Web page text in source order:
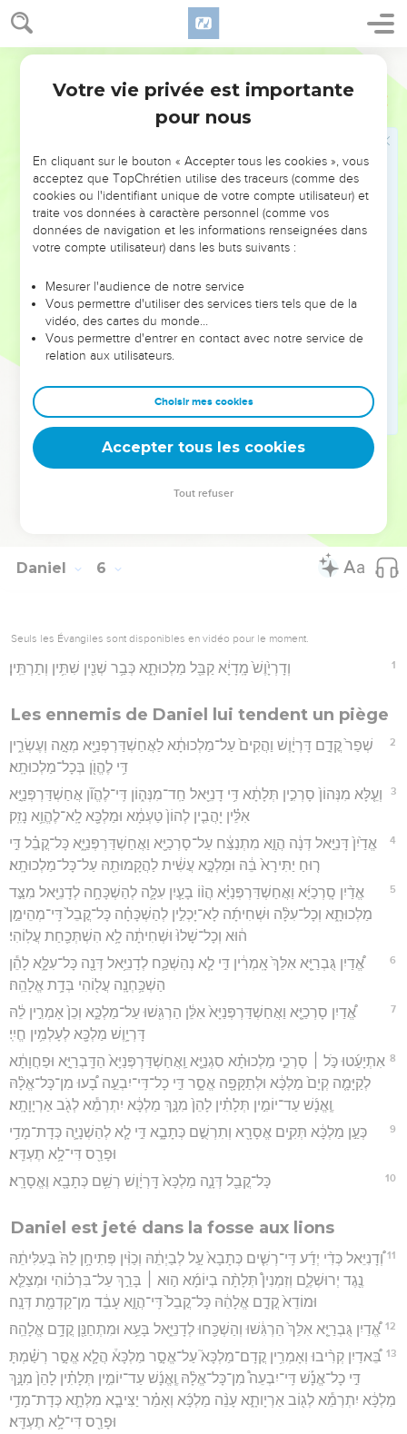
Daniel 5
דִּֽי־שַׁלִּ֞יט אֱלָהָ֤א *עליא **עִלָּאָה֙ בְּמַלְכ֣וּת אֲנָשָׁ֔א וּלְמַן־דִּ֥י יִצְבֵּ֖ה יְהָקֵ֥ים
*עליה **עֲלַֽהּ׃
כָל־דְּנָ֖ה יְדַֽעְתָּ׃
וְעַ֣ל מָרֵֽא־שְׁמַיָּ֣א ׀ הִתְרוֹמַ֡מְתָּ וּלְמָֽאנַיָּ֨א דִֽי־בַיְתֵ֜הּ הַיְתִ֣יו *קדמיך
חַמְרָא֮ שָׁתַ֣יִן בְּהוֹן֒ וְלֵֽאלָהֵ֣י כַסְפָּֽא־וְ֠דַהֲבָא נְחָשָׁ֨א פַרְזְלָ֜א אָעָ֣א וְאַבְנָ֗א
דִּ֠י לָֽא־חָזַ֧יִן וְלָא־שָׁמְעִ֛ין וְלָ֥א יָדְעִ֖ין שַׁבַּ֑חְתָּ וְלֵֽאלָהָ֞א דִּֽי־נִשְׁמְתָ֥ךְ בִּידֵ֛הּ
וְכָל־אֹרְחָתָ֥ךְ לֵ֖הּ לָ֥א הַדַּֽרְתָּ׃
בֵּאדַ֙יִן֙ מִן־קֳדָמ֔וֹהִי שְׁלִ֖יַחַ פַּסָּ֣א דִֽי־יְדָ֑א וּכְתָבָ֥א דְנָ֖ה רְשִֽׁים׃
דְּנָ֖ה פְּשַֽׁר־מִלְּתָ֑א מְנֵ֕א מְנָֽה־אֱלָהָ֥א מַלְכוּתָ֖ךְ וְהַשְׁלְמַֽהּ׃
תְּקֵ֑ל תְּקִ֥ילְתָּה בְמֹֽאזַנְיָ֖א וְהִשְׁתְּכַ֥חַתְּ חַסִּֽיר׃
פְּרֵ֑ס פְּרִיסַת֙ מַלְכוּתָ֔ךְ וִיהִיבַ֖ת לְמָדַ֥י וּפָרָֽס׃
**וְהַֽמְנִיכָ֥א דִֽי־דַהֲבָ֖א עַֽל־צַוְּארֵ֑הּ וְהַכְרִ֣זֽוּ עֲל֔וֹהִי דִּֽי־לֶהֱוֵ֥א שַׁלִּ֛יט תַּלְתָּ֖א
בְּמַלְכוּתָֽא׃
בֵּ֚הּ בְּלֵ֣ילְיָ֔א קְטִ֕יל בֵּלְאשַׁצַּ֖ר מַלְכָּ֥א *כשדיא **כַשְׂדָּאָֽה׃
Hébreu : © Westminster Leningrad Codex - tanach.us --- Grec : © 2010 by the
Daniel 6
Seuls les Évangiles sont disponibles en vidéo pour le moment.
1 וְדָרְיָ֙וֶשׁ֙ מָֽדָיָ֔א קַבֵּ֖ל מַלְכוּתָ֑א כְּבַ֥ר שְׁנִ֖ין שִׁתִּ֥ין וְתַרְתֵּֽין׃
Les ennemis de Daniel lui tendent un piège
2
שְׁפַר֙ קֳדָ֣ם דָּרְיָ֔וֶשׁ וַהֲקִים֙ עַל־מַלְכוּתָ֔א לַאֲחַשְׁדַּרְפְּנַיָּ֖א מְאָ֣ה וְעֶשְׂרִ֑ין
דִּ֥י לֶהֱוֺ֖ן בְּכָל־מַלְכוּתָֽא׃
3
וְעֵ֤לָּא מִנְּהוֹן֙ סָרְכִ֣ין תְּלָתָ֔א דִּ֥י דָנִיֵּ֖אל חַֽד־מִנְּה֑וֹן דִּֽי־לֶהֱוֺ֞ן אֲחַשְׁדַּרְפְּנַיָּ֣א
אִלֵּ֗ין יָהֲבִ֤ין לְהוֹן֙ טַעְמָ֔א וּמַלְכָּ֖א לָֽא־לֶהֱוֵ֥א נָזִֽק׃
4
אֱדַ֙יִן֙ דָּנִיֵּ֣אל דְּנָ֔ה הֲוָ֣א מִתְנַצַּ֔ח עַל־סָרְכַיָּ֖א וַאֲחַשְׁדַּרְפְּנַיָּ֑א כָּל־קֳבֵ֗ל דִּ֣י
ר֤וּחַ יַתִּירָא֙ בֵּ֔הּ וּמַלְכָּ֣א עֲשִׁ֔ית לַהֲקָמוּתֵ֖הּ עַל־כָּל־מַלְכוּתָֽא׃
5
אֱדַ֨יִן סָֽרְכַיָּ֜א וַאֲחַשְׁדַּרְפְּנַיָּ֗א הֲו֨וֹ בָעַ֧יִן עִלָּ֛ה לְהַשְׁכָּחָ֥ה לְדָנִיֵּ֖אל מִצַּ֣ד
מַלְכוּתָ֑א וְכָל־עִלָּ֨ה וּשְׁחִיתָ֜ה לָא־יָכְלִ֣ין לְהַשְׁכָּחָ֗ה כָּל־קֳבֵל֙ דִּֽי־מְהֵימַ֣ן
ה֔וּא וְכָל־שָׁלוּ֙ וּשְׁחִיתָ֔ה לָ֥א הִשְׁתְּכַ֖חַת עֲלֽוֹהִי׃
6
אֱ֠דַיִן גֻּבְרַיָּ֤א אִלֵּךְ֙ אָֽמְרִ֔ין דִּ֣י לָ֧א נְהַשְׁכַּ֛ח לְדָנִיֵּ֥אל דְּנָ֖ה כָּל־עִלָּ֑א לָהֵ֕ן
הַשְׁכַּ֥חְנָֽה עֲל֖וֹהִי בְּדָ֥ת אֱלָהֵֽהּ׃
7
אֱ֠דַיִן סָרְכַיָּ֤א וַאֲחַשְׁדַּרְפְּנַיָּא֙ אִלֵּ֔ן הַרְגִּ֖שׁוּ עַל־מַלְכָּ֑א וְכֵן֙ אָמְרִ֣ין לֵ֔הּ
דָּרְיָ֥וֶשׁ מַלְכָּ֖א לְעָלְמִ֥ין חֱיִֽי׃
8 אִתְיָעַ֜טוּ כֹּ֣ל ׀ סָרְכֵ֣י מַלְכוּתָ֗א סִגְנַיָּ֤א וַֽאֲחַשְׁדַּרְפְּנַיָּא֙ הַדָּֽבְרַיָּ֣א וּפַחֲוָתָ֔א
לְקַיָּמָ֤ה קְיָם֙ מַלְכָּ֔א וּלְתַקָּפָ֖ה אֱסָ֑ר דִּ֣י כָל־דִּֽי־יִבְעֵ֣ה בָ֠עוּ מִן־כָּל־אֱלָ֨הּ
וֶֽאֱנָ֜שׁ עַד־יוֹמִ֣ין תְּלָתִ֗ין לָהֵן֙ מִנָּ֣ךְ מַלְכָּ֔א יִתְרְמֵ֕א לְגֹ֖ב אַרְיָוָתָֽא׃
9
כְּעַ֣ן מַלְכָּ֔א תְּקִ֥ים אֱסָרָ֖א וְתִרְשֻׁ֣ם כְּתָבָ֑א דִּ֣י לָ֧א לְהַשְׁנָיָ֛ה כְּדָת־מָדַ֥י
וּפָרַ֖ס דִּי־לָ֥א תֶעְדֵּֽא׃
10 כָּל־קֳבֵ֖ל דְּנָ֑ה מַלְכָּא֙ דָּֽרְיָ֔וֶשׁ רְשַׁ֥ם כְּתָבָ֖א וֶאֱסָרָֽא׃
Daniel est jeté dans la fosse aux lions
11 וְ֠דָנִיֵּאל כְּדִ֨י יְדַ֜ע דִּֽי־רְשִׁ֤ים כְּתָבָא֙ עַ֣ל לְבַיְתֵ֔הּ וְכַוִּ֨ין פְּתִיחָ֥ן לֵהּ֙ בְּעִלִּיתֵ֔הּ
נֶ֖גֶד יְרוּשְׁלֶ֑ם וְזִמְנִין֩ תְּלָתָ֨ה בְיוֹמָ֜א ה֣וּא ׀ בָּרֵ֣ךְ עַל־בִּרְכ֗וֹהִי וּמְצַלֵּ֤א
וּמוֹדֵא֙ קֳדָ֣ם אֱלָהֵ֔הּ כָּל־קֳבֵל֙ דִּֽי־הֲוָ֣א עָבֵ֔ד מִן־קַדְמַ֖ת דְּנָֽה׃
12 אֱ֠דַיִן גֻּבְרַיָּ֤א אִלֵּךְ֙ הַרְגִּ֔שׁוּ וְהַשְׁכַּ֖חוּ לְדָנִיֵּ֑אל בָּעֵ֥א וּמִתְחַנַּ֖ן קֳדָ֥ם אֱלָהֵֽהּ׃
13 בֵּ֠אדַיִן קְרִ֨יבוּ וְאָמְרִ֥ין קֳדָם־מַלְכָּא֮ עַל־אֱסָ֣ר מַלְכָּא֒ הֲלָ֧א אֱסָ֣ר רְשַׁ֗מְתָּ
דִּ֣י כָל־אֱנָ֡שׁ דִּֽי־יִבְעֵה֩ מִן־כָּל־אֱלָ֨הּ וֶֽאֱנָ֜שׁ עַד־יוֹמִ֣ין תְּלָתִ֗ין לָהֵן֙ מִנָּ֣ךְ
מַלְכָּ֔א יִתְרְמֵ֕א לְג֖וֹב אַרְיָותָ֑א עָנֵ֨ה מַלְכָּ֜א וְאָמַ֗ר יַצִּיבָ֧א מִלְּתָ֛א כְּדָת־מָדַ֥י
וּפָרַ֖ס דִּי־לָ֥א תֶעְדֵּֽא׃
Votre vie privée est importante
pour nous
En cliquant sur le bouton « Accepter tous les cookies », vous
acceptez que TopChrétien utilise des traceurs (comme des
cookies ou l'identifiant unique de votre compte utilisateur) et
traite vos données à caractère personnel (comme vos
données de navigation et les informations renseignées dans
votre compte utilisateur) dans les buts suivants :
Mesurer l'audience de notre service
Vous permettre d'utiliser des services tiers tels que de la
vidéo, des cartes du monde…
Vous permettre d'entrer en contact avec notre service de
relation aux utilisateurs.
Choisir mes cookies
Accepter tous les cookies
Tout refuser